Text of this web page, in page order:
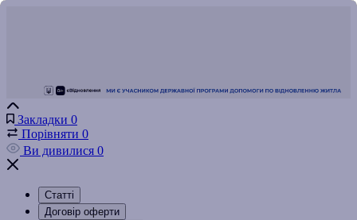
Закладки 0
Порівняти 0
Ви дивилися 0
Статті
Договір оферти